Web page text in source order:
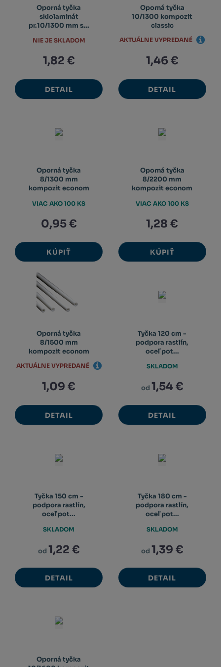
Oporná tyčka
sklolaminát
pr.10/1300 mm s...
1,82 €
DETAIL
NIE JE SKLADOM
Oporná tyčka
10/1300 kompozit
classic
1,46 €
DETAIL
AKTUÁLNE VYPREDANÉ
Oporná tyčka
8/1300 mm
kompozit econom
0,95 €
KÚPIŤ
VIAC AKO 100 KS
Oporná tyčka
8/2200 mm
kompozit econom
1,28 €
KÚPIŤ
VIAC AKO 100 KS
Oporná tyčka
8/1500 mm
kompozit econom
1,09 €
DETAIL
AKTUÁLNE VYPREDANÉ
Tyčka 120 cm -
podpora rastlín,
oceľ pot...
od1,54 €
DETAIL
SKLADOM
Tyčka 150 cm -
podpora rastlín,
oceľ pot...
od1,22 €
DETAIL
SKLADOM
Tyčka 180 cm -
podpora rastlín,
oceľ pot...
od1,39 €
DETAIL
SKLADOM
Oporná tyčka